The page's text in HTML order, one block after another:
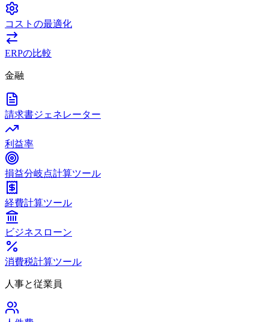
コストの最適化
ERPの比較
金融
請求書ジェネレーター
利益率
損益分岐点計算ツール
経費計算ツール
ビジネスローン
消費税計算ツール
人事と従業員